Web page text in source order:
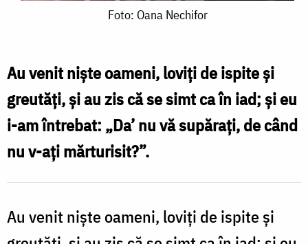
Foto: Oana Nechifor
Au venit niște oameni, loviți de ispite și
greutăți, și au zis că se simt ca în iad; și eu
i-am întrebat: „Da’ nu vă supărați, de când
nu v-ați mărturisit?”.
Au venit niște oameni, loviți de ispite și